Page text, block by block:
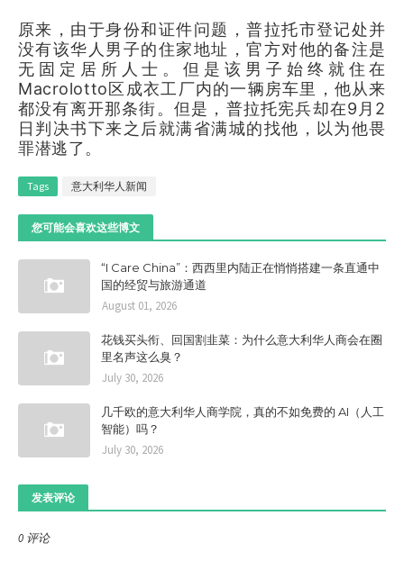
原来，由于身份和证件问题，普拉托市登记处并
没有该华人男子的住家地址，官方对他的备注是
无固定居所人士。但是该男子始终就住在
Macrolotto区成衣工厂内的一辆房车里，他从来
都没有离开那条街。但是，普拉托宪兵却在9月2
日判决书下来之后就满省满城的找他，以为他畏
罪潜逃了。
Tags 意大利华人新闻
您可能会喜欢这些博文
“I Care China”：西西里内陆正在悄悄搭建一条直通中
国的经贸与旅游通道
August 01, 2026
花钱买头衔、回国割韭菜：为什么意大利华人商会在圈
里名声这么臭？
July 30, 2026
几千欧的意大利华人商学院，真的不如免费的 AI（人工
智能）吗？
July 30, 2026
发表评论
0 评论